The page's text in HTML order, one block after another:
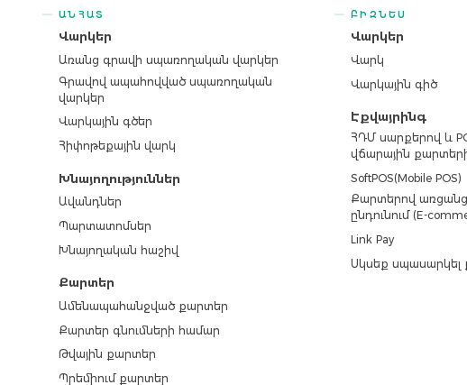
ԱՆՀԱՏ
Վարկեր
Առանց գրավի սպառողական վարկեր
Գրավով ապահովված սպառողական
վարկեր
Վարկային գծեր
Հիփոթեքային վարկ
Խնայողություններ
Ավանդներ
Պարտատոմսեր
Խնայողական հաշիվ
Քարտեր
Ամենապահանջված քարտեր
Քարտեր գնումների համար
Թվային քարտեր
Պրեմիում քարտեր
ԲԻԶՆԵՍ
Վարկեր
Վարկ
Վարկային գիծ
Էքվայրինգ
ՀԴՄ սարքերով և
վճարային
SoftPOS(Mobile POS)
Քարտերով առցանց
ընդունում (E-
Link Pay
Սկսեք սպասարկել